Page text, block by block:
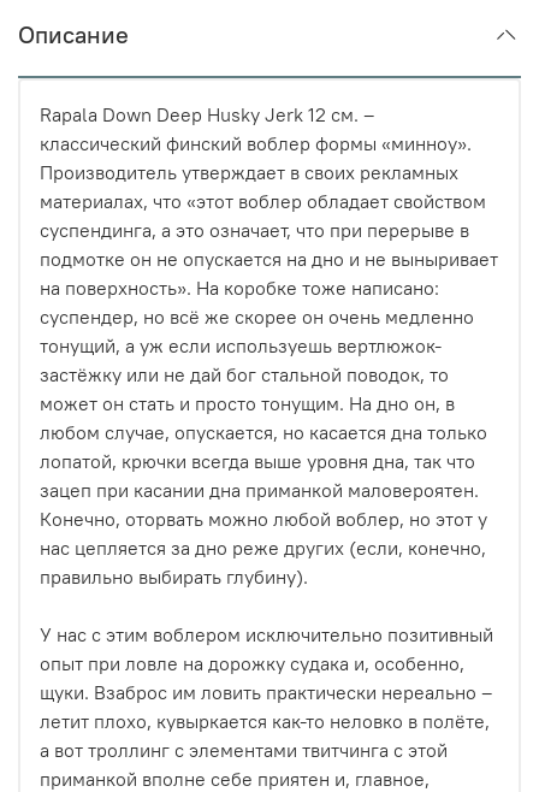
Описание
Rapala Down Deep Husky Jerk 12 см. –
классический финский воблер формы «минноу».
Производитель утверждает в своих рекламных
материалах, что «этот воблер обладает свойством
суспендинга, а это означает, что при перерыве в
подмотке он не опускается на дно и не выныривает
на поверхность». На коробке тоже написано:
суспендер, но всё же скорее он очень медленно
тонущий, а уж если используешь вертлюжок-
застёжку или не дай бог стальной поводок, то
может он стать и просто тонущим. На дно он, в
любом случае, опускается, но касается дна только
лопатой, крючки всегда выше уровня дна, так что
зацеп при касании дна приманкой маловероятен.
Конечно, оторвать можно любой воблер, но этот у
нас цепляется за дно реже других (если, конечно,
правильно выбирать глубину).
У нас с этим воблером исключительно позитивный
опыт при ловле на дорожку судака и, особенно,
щуки. Взаброс им ловить практически нереально –
летит плохо, кувыркается как-то неловко в полёте,
а вот троллинг с элементами твитчинга с этой
приманкой вполне себе приятен и, главное,